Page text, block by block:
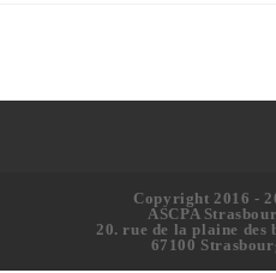
Copyright 2016 -
ASCPA
20. rue de la plaine des
67100